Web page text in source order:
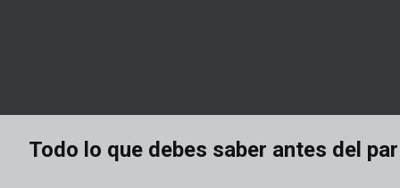
Todo lo que debes saber antes del